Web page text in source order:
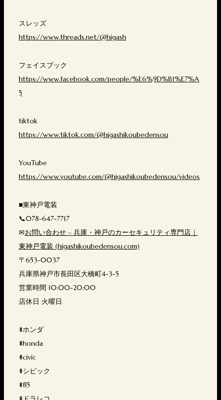
スレッズ
https://www.threads.net/@higash
フェイスブック
https://www.facebook.com/people/%E6%9D%B1%E7%A
5
tiktok
https://www.tiktok.com/@higashikoubedensou
YouTube
https://www.youtube.com/@higashikoubedensou/videos
■東神戸電装
📞078-647-7717
✉お問い合わせ – 兵庫・神戸のカーセキュリティ専門店｜
東神戸電装 (higashikoubedensou.com)
〒653-0037
兵庫県神戸市長田区大橋町4-3-5
営業時間 10:00-20:00
店休日 火曜日
#ホンダ
#honda
#civic
#シビック
#fl5